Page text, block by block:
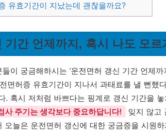
유효기간이 지났는데 괜찮을까요?
기간 언제까지, 혹시 나도 모
이 궁금해하시는 ‘운전면허 갱신 기간 언제
면허증 유효기간이 지나서 과태료를 낼 뻔했
. 혹시 저처럼 바쁘다는 핑계로 갱신 기간을
사 주기는 생각보다 중요하답니다!
잊지 않고
오늘은 운전면허 갱신에 대한 궁금증을 시원